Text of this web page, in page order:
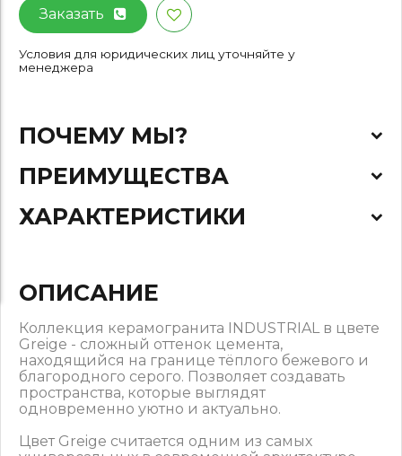
Заказать
Условия для юридических лиц уточняйте у
менеджера
ПОЧЕМУ МЫ?
ПРЕИМУЩЕСТВА
ХАРАКТЕРИСТИКИ
ОПИСАНИЕ
Коллекция керамогранита INDUSTRIAL в цвете
Greige - сложный оттенок цемента,
находящийся на границе тёплого бежевого и
благородного серого. Позволяет создавать
пространства, которые выглядят
одновременно уютно и актуально.
Цвет Greige считается одним из самых